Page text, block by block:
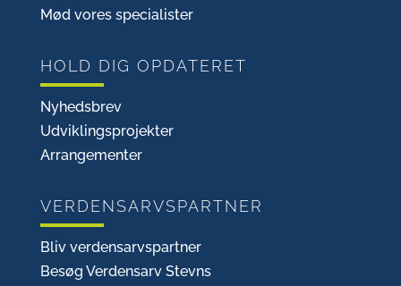
Mød vores specialister
HOLD DIG OPDATERET
Nyhedsbrev
Udviklingsprojekter
Arrangementer
VERDENSARVSPARTNER
Bliv verdensarvspartner
Besøg Verdensarv Stevns